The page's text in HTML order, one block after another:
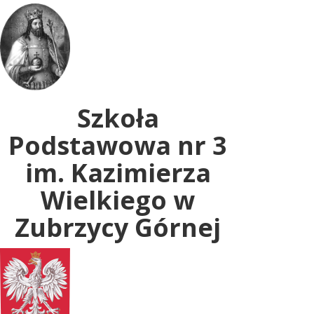
Uwaga:
ta
witryna
zawiera
system
dostępności.
Szkoła
Podstawowa nr 3
im. Kazimierza
Wielkiego w
Zubrzycy Górnej